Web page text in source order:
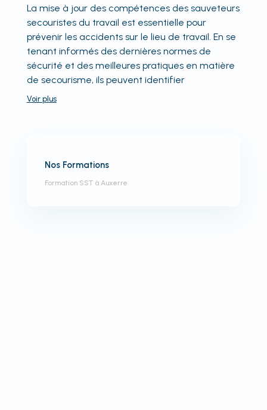
La mise à jour des compétences des sauveteurs
secouristes du travail est essentielle pour
prévenir les accidents sur le lieu de travail. En se
tenant informés des dernières normes de
sécurité et des meilleures pratiques en matière
de secourisme, ils peuvent identifier
Voir plus
Nos Formations
Formation SST à Auxerre